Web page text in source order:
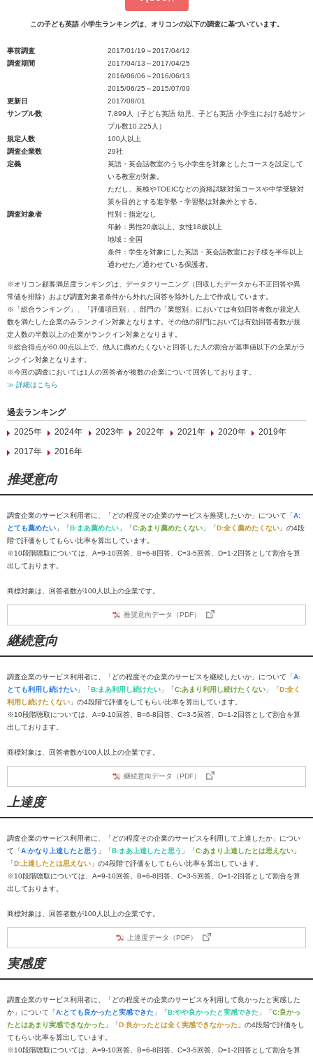
この子ども英語 小学生ランキングは、オリコンの以下の調査に基づいています。
事前調査
2017/01/19～2017/04/12
調査期間
2017/04/13～2017/04/25
2016/06/06～2016/06/13
2015/06/25～2015/07/09
更新日
2017/08/01
サンプル数
7,899人（子ども英語 幼児、子ども英語 小学生における総サン
プル数10,225人）
規定人数
100人以上
調査企業数
29社
定義
英語・英会話教室のうち小学生を対象としたコースを設定して
いる教室が対象。
ただし、英検やTOEICなどの資格試験対策コースや中学受験対
策を目的とする進学塾・学習塾は対象外とする。
調査対象者
性別：指定なし
年齢：男性20歳以上、女性18歳以上
地域：全国
条件：学生を対象にした英語・英会話教室にお子様を半年以上
通わせた／通わせている保護者。
※オリコン顧客満足度ランキングは、データクリーニング（回収したデータから不正回答や異
常値を排除）および調査対象者条件から外れた回答を除外した上で作成しています。
※「総合ランキング」、「評価項目別」、部門の「業態別」においては有効回答者数が規定人
数を満たした企業のみランクイン対象となります。その他の部門においては有効回答者数が規
定人数の半数以上の企業がランクイン対象となります。
※総合得点が60.00点以上で、他人に薦めたくないと回答した人の割合が基準値以下の企業がラ
ンクイン対象となります。
※今回の調査においては1人の回答者が複数の企業について回答しております。
≫ 詳細はこちら
過去ランキング
2025年
2024年 2023年 2022年 2021年 2020年
2019年
2017年
2016年
推奨意向
調査企業のサービス利用者に、「どの程度その企業のサービスを推奨したいか」について「A:
とても薦めたい 」「B:まあ薦めたい 」「C:あまり薦めたくない 」「D:全く薦めたくない 」の4段
階で評価をしてもらい比率を算出しています。
※10段階聴取については、A=9-10回答、B=6-8回答、C=3-5回答、D=1-2回答として割合を算
出しております。
商標対象は、回答者数が100人以上の企業です。
推奨意向データ（PDF）
継続意向
調査企業のサービス利用者に、「どの程度その企業のサービスを継続したいか」について「A:
とても利用し続けたい 」「B:まあ利用し続けたい 」「C:あまり利用し続けたくない 」「D:全く
利用し続けたくない 」の4段階で評価をしてもらい比率を算出しています。
※10段階聴取については、A=9-10回答、B=6-8回答、C=3-5回答、D=1-2回答として割合を算
出しております。
商標対象は、回答者数が100人以上の企業です。
継続意向データ（PDF）
上達度
調査企業のサービス利用者に、「どの程度その企業のサービスを利用して上達したか」につい
て「A:かなり上達したと思う 」「B:まあ上達したと思う 」「C:あまり上達したとは思えない 」
「D:上達したとは思えない 」の4段階で評価をしてもらい比率を算出しています。
※10段階聴取については、A=9-10回答、B=6-8回答、C=3-5回答、D=1-2回答として割合を算
出しております。
商標対象は、回答者数が100人以上の企業です。
上達度データ（PDF）
実感度
調査企業のサービス利用者に、「どの程度その企業のサービスを利用して良かったと実感した
か」について「A:とても良かったと実感できた 」「B:やや良かったと実感できた 」「C:良かっ
たとはあまり実感できなかった 」「D:良かったとは全く実感できなかった 」の4段階で評価をし
てもらい比率を算出しています。
※10段階聴取については、A=9-10回答、B=6-8回答、C=3-5回答、D=1-2回答として割合を算